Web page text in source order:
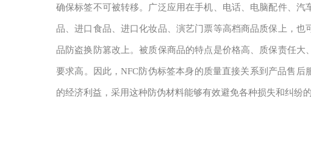
确保标签不可被转移。广泛应用在手机、电话、电脑配件、汽
品、进口食品、进口化妆品、演艺门票等高档商品质保上，也
品防盗换防篡改上。被质保商品的特点是价格高、质保责任大
要求高。因此，NFC防伪标签本身的质量直接关系到产品售后
的经济利益，采用这种防伪材料能够有效避免各种损失和纠纷的